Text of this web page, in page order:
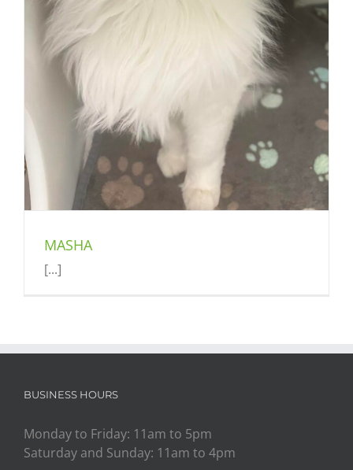
MASHA
[...]
BUSINESS HOURS
Monday to Friday: 11am to 5pm
Saturday and Sunday: 11am to 4pm